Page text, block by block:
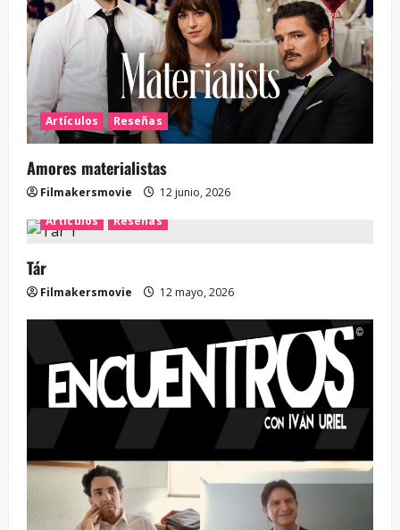
Artículos Reseñas
Amores materialistas
Filmakersmovie
12 junio, 2026
Artículos
Reseñas
Tár
Filmakersmovie 12 mayo, 2026